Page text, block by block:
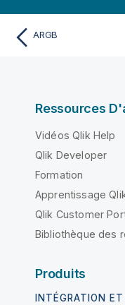
ARGB
Ressources
Vidéos Qlik Help
Qlik Developer
Formation
Apprentissage
Qlik Customer
Bibliothèque des
Produits
INTÉGRATION